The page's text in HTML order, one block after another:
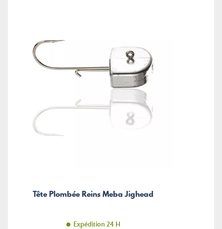
Tête Plombée Reins Meba Jighead
Expédition 24 H